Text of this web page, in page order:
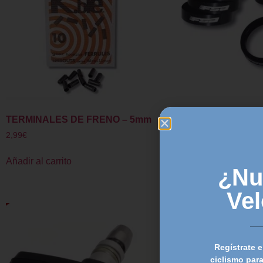
TERMINALES DE FRENO – 5mm
2,99€
Añadir al carrito
Añadir al carrito
Regístrate
ciclismo